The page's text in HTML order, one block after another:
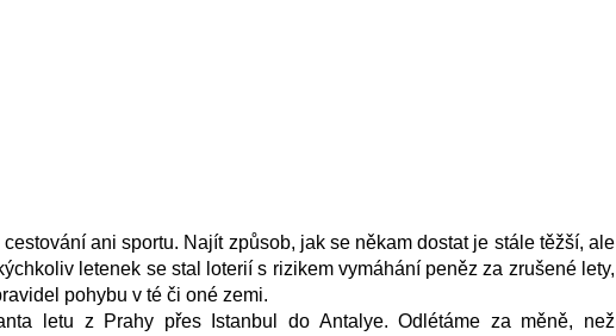
ani sportu. Najít způsob, jak se někam dostat je stále těžší, ale
letenek se stal loterií s rizikem vymáhání peněz za zrušené lety,
pohybu v té či oné zemi.
letu z Prahy přes Istanbul do Antalye. Odlétáme za měně, než